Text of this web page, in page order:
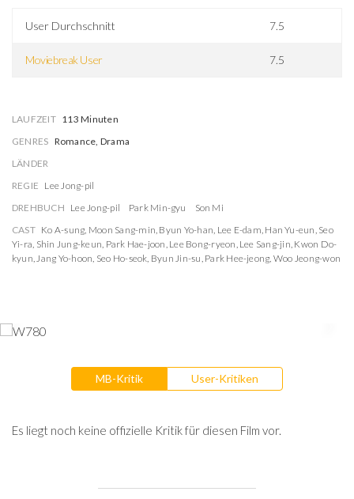
User Durchschnitt 7.5
Moviebreak User 7.5
LAUFZEIT 113 Minuten
GENRES Romance, Drama
LÄNDER
REGIE Lee Jong-pil
DREHBUCH Lee Jong-pil Park Min-gyu
Son Mi
CAST Ko A-sung, Moon Sang-min, Byun Yo-han, Lee E-dam, Han Yu-eun, Seo
Yi-ra, Shin Jung-keun, Park Hae-joon, Lee Bong-ryeon, Lee Sang-jin, Kwon Do-
kyun,Jang Yo-hoon, Seo Ho-seok, Byun Jin-su, Park Hee-jeong, Woo Jeong-won
MB-Kritik User-Kritiken
Es liegt noch keine offizielle Kritik für diesen Film vor.